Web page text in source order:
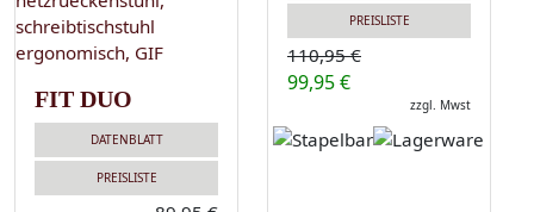
FIT DUO
DATENBLATT
PREISLISTE
PREISLISTE
110,95 €
99,95 €
zzgl. Mwst